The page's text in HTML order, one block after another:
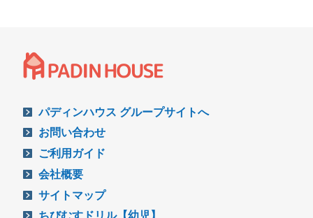
パディンハウス グループサイトへ
お問い合わせ
ご利用ガイド
会社概要
サイトマップ
ちびむすドリル【幼児】